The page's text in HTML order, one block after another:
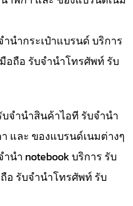
นำกระเป๋าแบรนด์ บริการ
อถือ รับจำนำโทรศัพท์ รับ
จำนำสินค้าไอที รับจำนำ
และ ของแบรนด์เนมต่างๆ
นำ notebook บริการ รับ
อ รับจำนำโทรศัพท์ รับ